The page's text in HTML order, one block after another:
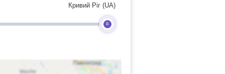
B
Кривий Ріг (UA)